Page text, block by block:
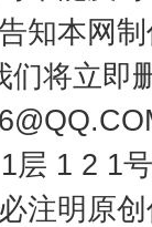
知本网
们将立即
层 1 2 1
注明原